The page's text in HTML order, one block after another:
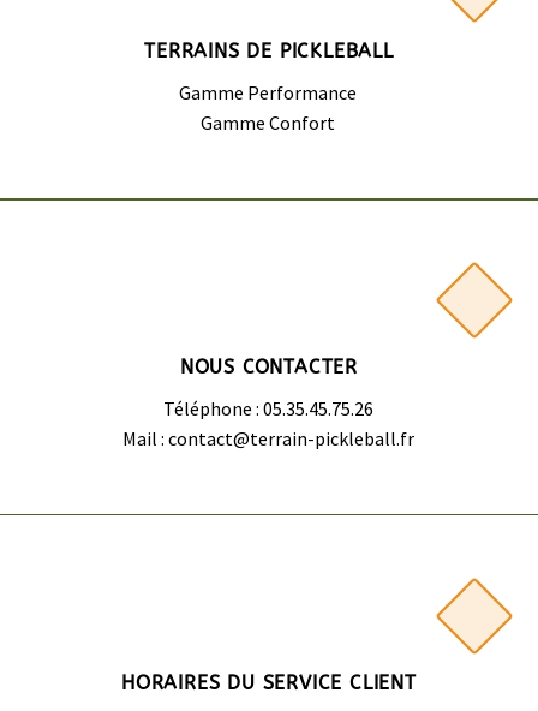
TERRAINS DE PICKLEBALL
Gamme Performance
Gamme Confort
NOUS CONTACTER
Téléphone : 05.35.45.75.26
Mail : contact@terrain-pickleball.fr
HORAIRES DU SERVICE CLIENT